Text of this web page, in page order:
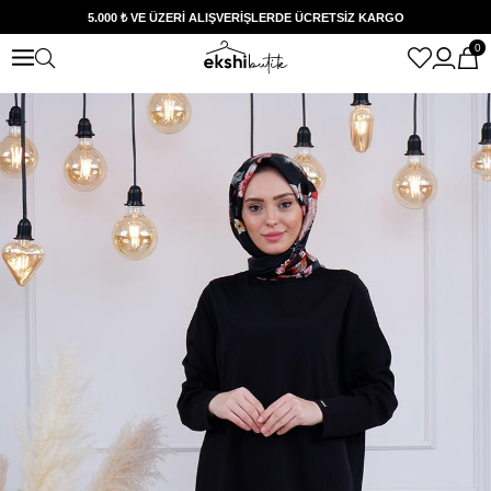
5.000 ₺ VE ÜZERİ ALIŞVERİŞLERDE ÜCRETSİZ KARGO
0